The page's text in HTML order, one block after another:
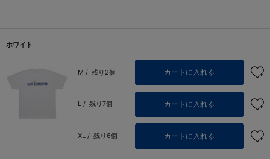
ホワイト
M / 残り2個 カートに入れる
L / 残り7個 カートに入れる
XL / 残り6個 カートに入れる